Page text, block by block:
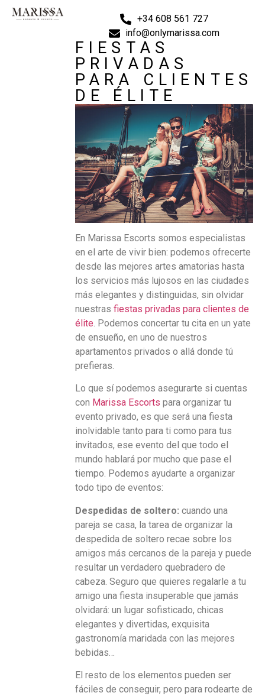
+34 608 561 727
info@onlymarissa.com
FIESTAS
PRIVADAS
PARA CLIENTES
DE ÉLITE
En Marissa Escorts somos especialistas
en el arte de vivir bien: podemos ofrecerte
desde las mejores artes amatorias hasta
los servicios más lujosos en las ciudades
más elegantes y distinguidas, sin olvidar
nuestras fiestas privadas para clientes de
élite. Podemos concertar tu cita en un yate
de ensueño, en uno de nuestros
apartamentos privados o allá donde tú
prefieras.
Lo que sí podemos asegurarte si cuentas
con Marissa Escorts para organizar tu
evento privado, es que será una fiesta
inolvidable tanto para ti como para tus
invitados, ese evento del que todo el
mundo hablará por mucho que pase el
tiempo. Podemos ayudarte a organizar
todo tipo de eventos:
Despedidas de soltero: cuando una
pareja se casa, la tarea de organizar la
despedida de soltero recae sobre los
amigos más cercanos de la pareja y puede
resultar un verdadero quebradero de
cabeza. Seguro que quieres regalarle a tu
amigo una fiesta insuperable que jamás
olvidará: un lugar sofisticado, chicas
elegantes y divertidas, exquisita
gastronomía maridada con las mejores
bebidas…
El resto de los elementos pueden ser
fáciles de conseguir, pero para rodearte de